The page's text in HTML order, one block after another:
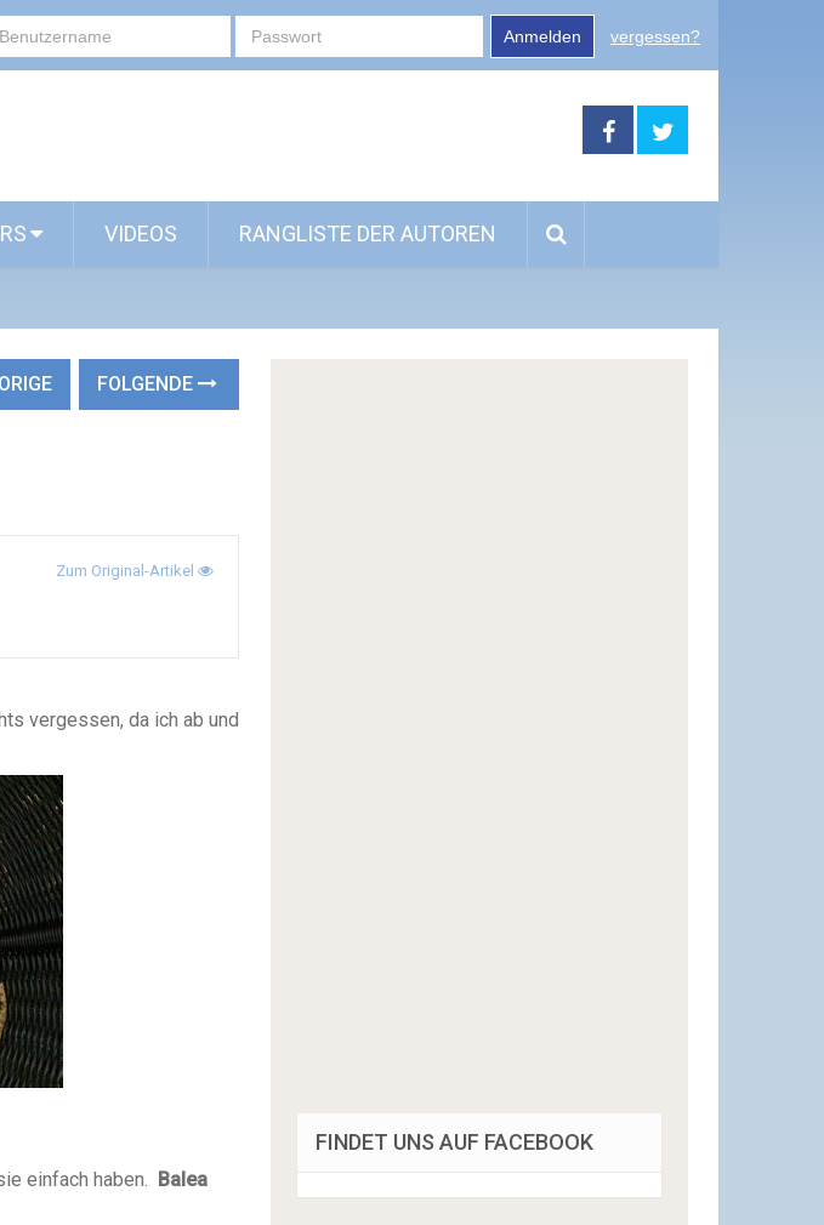
Anmelden vergessen?
VIDEOS RANGLISTE DER AUTOREN
FOLGENDE
Zum Original-Artikel
vergessen, da ich ab und
einfach haben.
Balea
FINDET UNS AUF FACEBOOK